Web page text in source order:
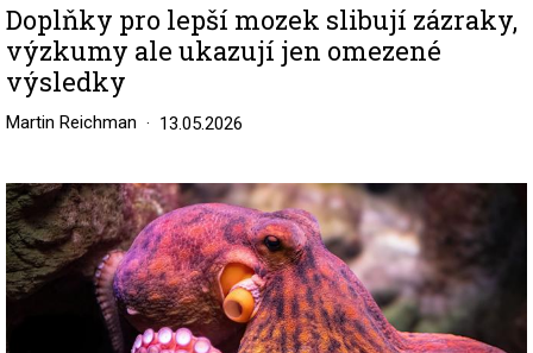
Doplňky pro lepší mozek slibují zázraky,
výzkumy ale ukazují jen omezené
výsledky
Martin Reichman 13.05.2026
Image